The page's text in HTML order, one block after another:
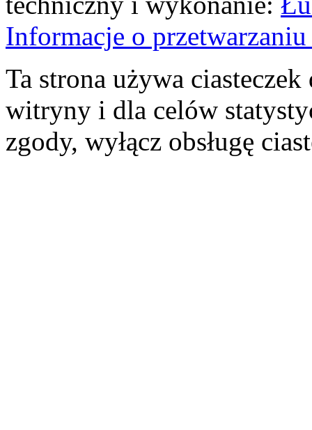
Informacje o
Ta strona używa
witryny i dla celów
zgody, wyłącz obsługę